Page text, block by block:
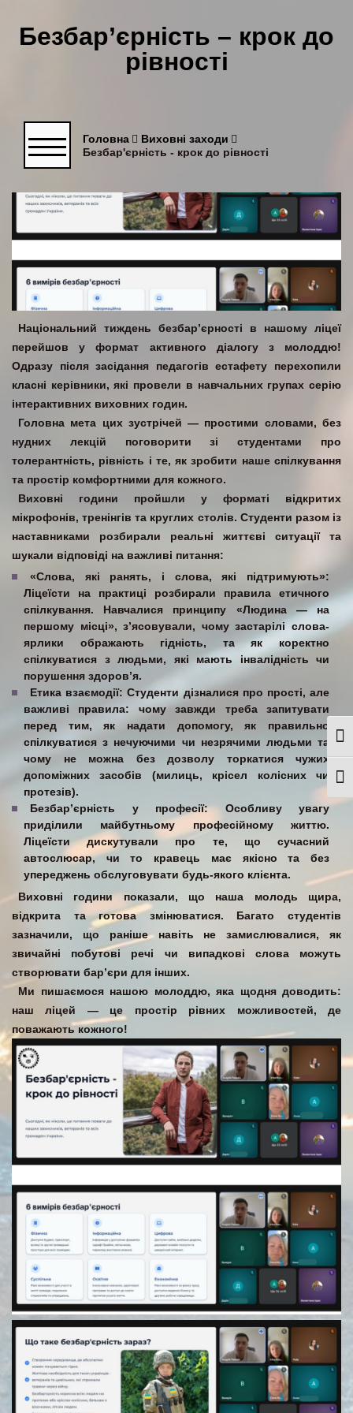
Безбар’єрність – крок до
рівності
Головна
Виховні заходи
Безбар'єрність - крок до рівності
Національний тиждень безбар’єрності в нашому ліцеї
перейшов у формат активного діалогу з молоддю!
Одразу після засідання педагогів естафету перехопили
класні керівники, які провели в навчальних групах серію
інтерактивних виховних годин.
Головна мета цих зустрічей — простими словами, без
нудних лекцій поговорити зі студентами про
толерантність, рівність і те, як зробити наше спілкування
та простір комфортними для кожного.
Виховні години пройшли у форматі відкритих
мікрофонів, тренінгів та круглих столів. Студенти разом із
наставниками розбирали реальні життєві ситуації та
шукали відповіді на важливі питання:
«Слова, які ранять, і слова, які підтримують»:
Ліцеїсти на практиці розбирали правила етичного
спілкування. Навчалися принципу «Людина — на
першому місці», з’ясовували, чому застарілі слова-
ярлики ображають гідність, та як коректно
спілкуватися з людьми, які мають інвалідність чи
порушення здоров’я.
Етика взаємодії: Студенти дізналися про прості, але
важливі правила: чому завжди треба запитувати
перед тим, як надати допомогу, як правильно
спілкуватися з нечуючими чи незрячими людьми та
чому не можна без дозволу торкатися чужих
допоміжних засобів (милиць, крісел колісних чи
протезів).
Безбар’єрність у професії:Особливу увагу
приділили майбутньому професійному життю.
Ліцеїсти дискутували про те, що сучасний
автослюсар, чи то кравець має якісно та без
упереджень обслуговувати будь-якого клієнта.
Виховні години показали, що наша молодь щира,
відкрита та готова змінюватися. Багато студентів
зазначили, що раніше навіть не замислювалися, як
звичайні побутові речі чи випадкові слова можуть
створювати бар’єри для інших.
Ми пишаємося нашою молоддю, яка щодня доводить:
наш ліцей — це простір рівних можливостей, де
поважають кожного!